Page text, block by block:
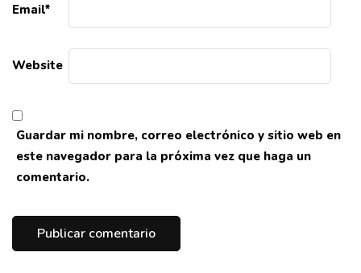
Email*
Website
Guardar mi nombre, correo electrónico y sitio web en
este navegador para la próxima vez que haga un
comentario.